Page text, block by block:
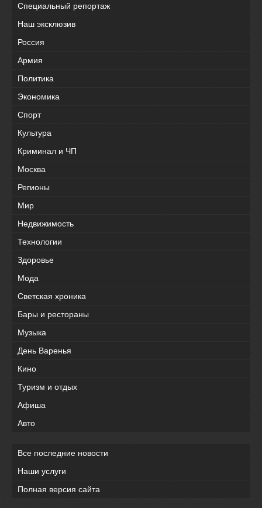
Специальный репортаж
Наш эксклюзив
Россия
Армия
Политика
Экономика
Спорт
Культура
Криминал и ЧП
Москва
Регионы
Мир
Недвижимость
Технологии
Здоровье
Мода
Светская хроника
Бары и рестораны
Музыка
День Варенья
Кино
Туризм и отдых
Афиша
Авто
Все последние новости
Наши услуги
Полная версия сайта